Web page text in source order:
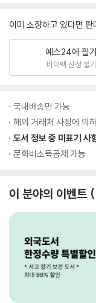
이미 소장하고 있다면 판
예스24에 팔기
바이백 신청 불가
국내배송만 가능
해외 거래처 사정에 의
도서 정보 중 미표기 사
문화비소득공제 가능
이 분야의 이벤트